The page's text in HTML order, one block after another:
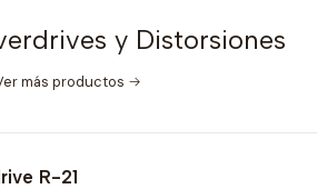
y Distorsiones
más productos
R-21